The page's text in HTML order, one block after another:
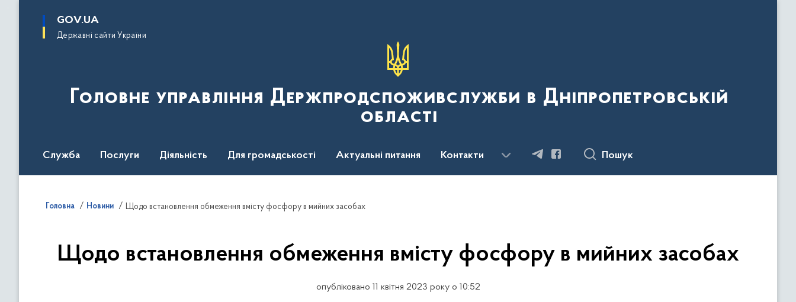
основного
GOV.UA
Державні сайти України
Головне управління Держпродспоживслужби в Дніпропетровській
області
Служба Послуги Діяльність Для громадськості Актуальні питання Контакти Пошук
Головна Новини Щодо встановлення обмеження вмісту фосфору в мийних засобах
Щодо встановлення обмеження вмісту фосфору в мийних засобах
опубліковано 11 квітня 2023 року о 10:52